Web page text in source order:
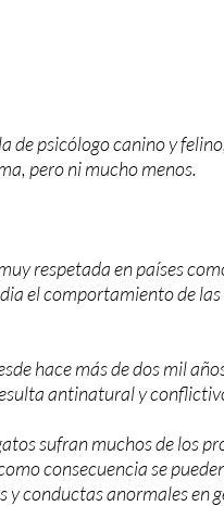
de psicólogo canino y
pero ni mucho menos.
respetada en países
el comportamiento de
hace más de dos mil
antinatural y
sufran muchos de los
consecuencia se
conductas anormales en